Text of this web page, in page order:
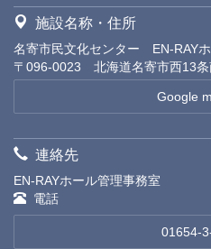
施設名称・住所
名寄市民文化センター EN-RAY
〒096-0023 北海道名寄市西13条
Google
連絡先
EN-RAYホール管理事務室
電話
01654-